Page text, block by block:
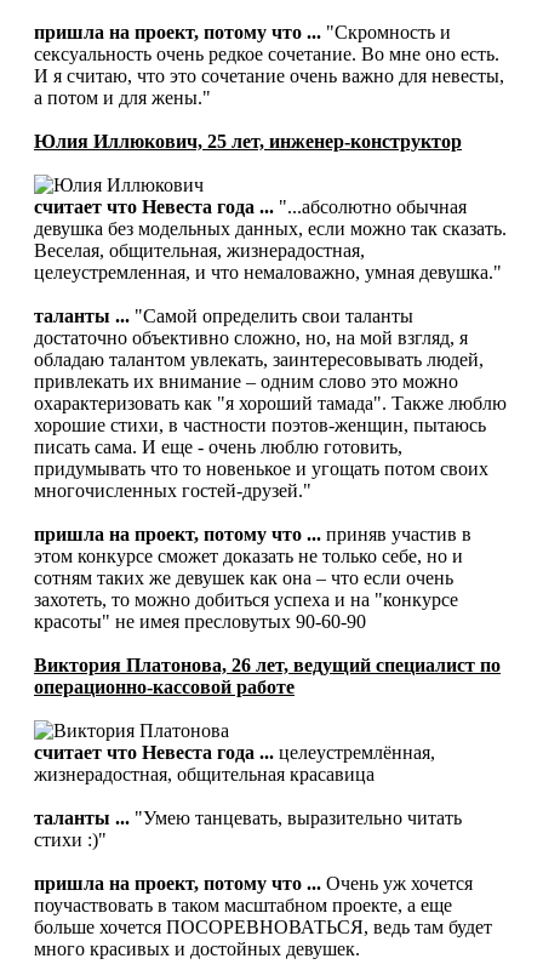
пришла на проект, потому что ... "Скромность и
сексуальность очень редкое сочетание. Во мне оно есть.
И я считаю, что это сочетание очень важно для невесты,
а потом и для жены."
Юлия Иллюкович, 25 лет, инженер-конструктор
считает что Невеста года ... "...абсолютно обычная
девушка без модельных данных, если можно так сказать.
Веселая, общительная, жизнерадостная,
целеустремленная, и что немаловажно, умная девушка."
таланты ... "Самой определить свои таланты
достаточно объективно сложно, но, на мой взгляд, я
обладаю талантом увлекать, заинтересовывать людей,
привлекать их внимание – одним слово это можно
охарактеризовать как "я хороший тамада". Также люблю
хорошие стихи, в частности поэтов-женщин, пытаюсь
писать сама. И еще - очень люблю готовить,
придумывать что то новенькое и угощать потом своих
многочисленных гостей-друзей."
пришла на проект, потому что ... приняв участив в
этом конкурсе сможет доказать не только себе, но и
сотням таких же девушек как она – что если очень
захотеть, то можно добиться успеха и на "конкурсе
красоты" не имея пресловутых 90-60-90
Виктория Платонова, 26 лет, ведущий специалист по
операционно-кассовой работе
считает что Невеста года ... целеустремлённая,
жизнерадостная, общительная красавица
таланты ... "Умею танцевать, выразительно читать
стихи :)"
пришла на проект, потому что ... Очень уж хочется
поучаствовать в таком масштабном проекте, а еще
больше хочется ПОСОРЕВНОВАТЬСЯ, ведь там будет
много красивых и достойных девушек.